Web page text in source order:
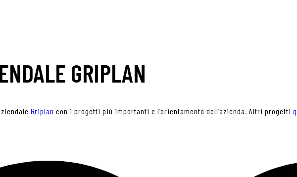
GRIPLAN
Griplan con i progetti più importanti e l’orientamento dell’azienda. Altri progetti